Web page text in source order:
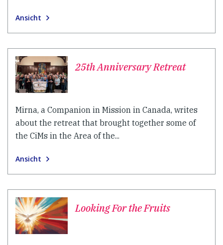
Ansicht
25th Anniversary Retreat
Mirna, a Companion in Mission in Canada, writes
about the retreat that brought together some of
the CiMs in the Area of the...
Ansicht
Looking For the Fruits